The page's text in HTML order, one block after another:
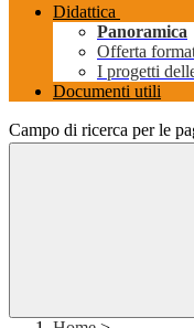
Didattica
Panoramica
Offerta
I progetti
Documenti utili
Campo di ricerca per le